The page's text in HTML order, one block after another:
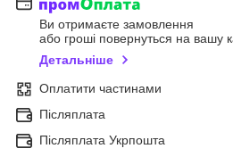
Ви отримаєте замовлення
або гроші повернуться на вашу
Детальніше
Оплатити частинами
Післяплата
Післяплата Укрпошта